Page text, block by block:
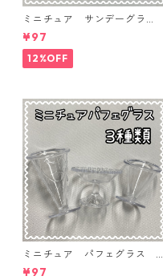
ミニチュア サンデーグラ
ス 3個入り【MNT-GLS-3P-
04】
¥97
12%OFF
ミニチュア パフェグラス 3
個入り【MNT-GLS-3P-02】
¥97